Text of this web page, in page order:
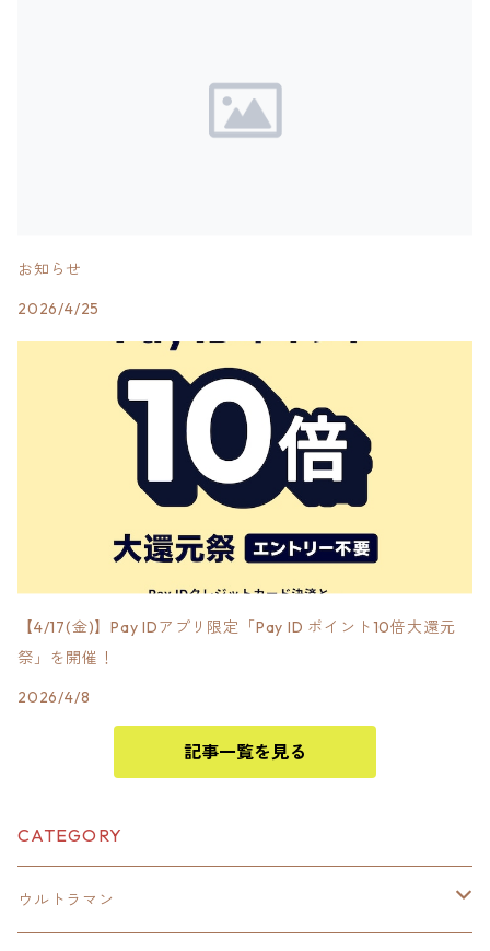
お知らせ
2026/4/25
【4/17(金)】Pay IDアプリ限定「Pay ID ポイント10倍大還元
祭」を開催！
2026/4/8
記事一覧を見る
CATEGORY
ウルトラマン